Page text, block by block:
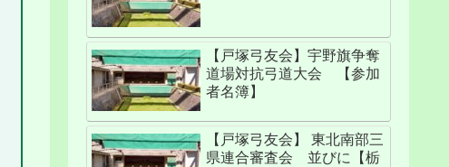
【戸塚弓友会】宇野旗争奪
道場対抗弓道大会 【参加
者名簿】
【戸塚弓友会】 東北南部三
県連合審査会 並びに【栃